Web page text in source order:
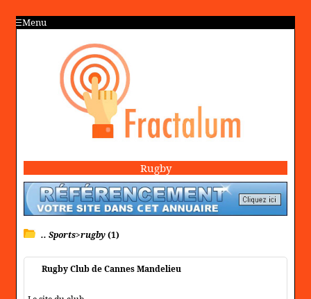
Menu
Rugby
.. Sports>rugby(1)
Rugby Club de Cannes Mandelieu